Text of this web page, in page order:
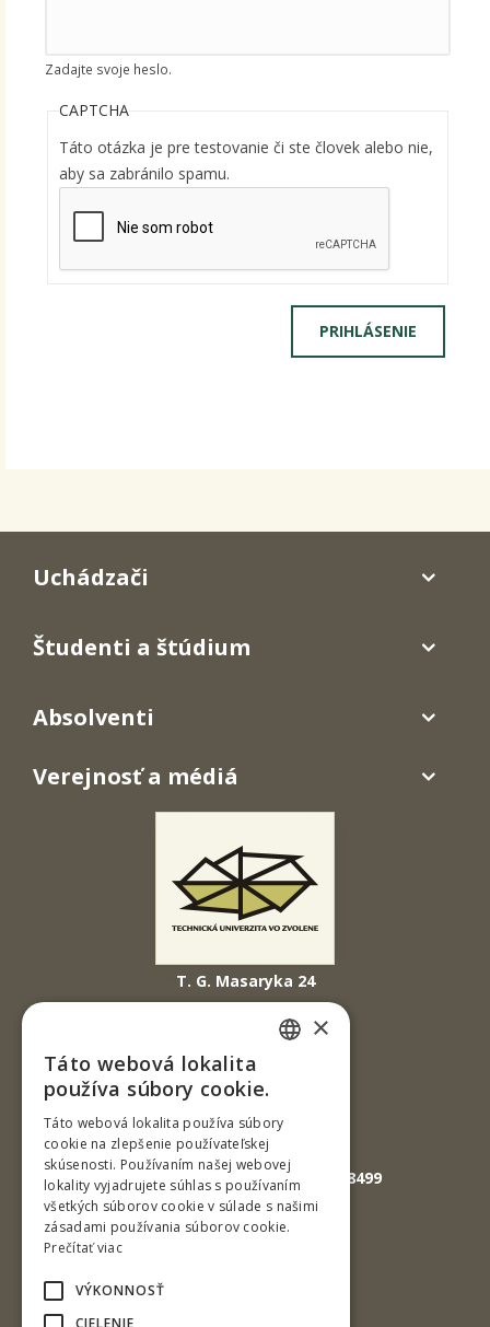
Zadajte svoje heslo.
CAPTCHA
Táto otázka je pre testovanie či ste človek alebo nie,
aby sa zabránilo spamu.
T. G. Masaryka 24
960 01 Zvolen
Slovenská republika
Tel.: +421-45-520 61 11
Fax: +421-45-533 00 27
E-mail: info@tuzvo.sk
GPS súradnice: 48.572024,19.118499
Uchádzači
Študenti a štúdium
Absolventi
Verejnosť a médiá
×
Táto webová lokalita
používa súbory cookie.
Táto webová lokalita používa súbory
cookie na zlepšenie používateľskej
skúsenosti. Používaním našej webovej
lokality vyjadrujete súhlas s používaním
všetkých súborov cookie v súlade s našimi
zásadami používania súborov cookie.
Prečítať viac
VÝKONNOSŤ
CIELENIE